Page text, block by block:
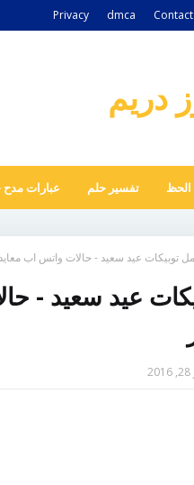
Contact
dmca
Privacy
دريم
تفسير حلم عبارات
توبيكات عيد سعيد - حالات واتس اب
عيد سعيد -